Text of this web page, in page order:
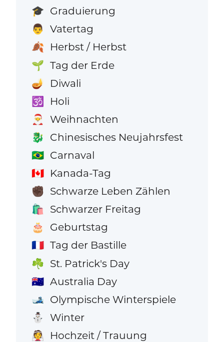
🎓 Graduierung
👨 Vatertag
🍂 Herbst / Herbst
🌱 Tag der Erde
🪔 Diwali
🕉️ Holi
🎅 Weihnachten
🐉 Chinesisches Neujahrsfest
🇧🇷 Carnaval
🇨🇦 Kanada-Tag
✊🏿 Schwarze Leben Zählen
🛍️ Schwarzer Freitag
🎂 Geburtstag
🇫🇷 Tag der Bastille
☘️ St. Patrick's Day
🇦🇺 Australia Day
🎿 Olympische Winterspiele
⛄ Winter
👰 Hochzeit / Trauung